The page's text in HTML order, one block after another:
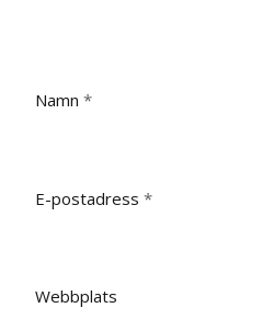
Namn *
E-postadress *
Webbplats